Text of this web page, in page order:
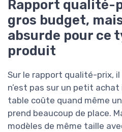
Rapport qualité-
gros budget,
absurde pour ce
produit
Sur le rapport qualité-prix,
n’est pas sur un petit achat
table coûte quand même
prend beaucoup de place.
modèles de même taille